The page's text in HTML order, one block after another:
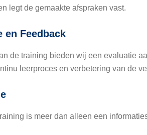
legt de gemaakte afspraken vast.
en Feedback
de training bieden wij een evaluatie
leerproces en verbetering van de
is meer dan alleen een